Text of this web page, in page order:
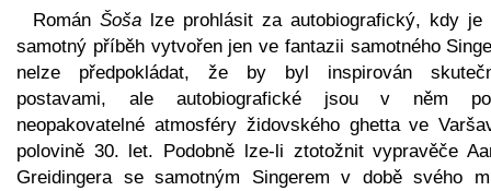
Román Šoša lze prohlásit za autobiografický, kdy je
samotný příběh vytvořen jen ve fantazii samotného
nelze předpokládat, že by byl inspirován
postavami, ale autobiografické jsou v něm
neopakovatelné atmosféry židovského ghetta ve
polovině 30. let. Podobně lze-li ztotožnit vypravěče
Greidingera se samotným Singerem v době svého